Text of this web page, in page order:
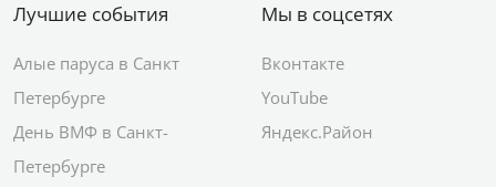
Лучшие события
Алые паруса в Санкт
Петербурге
День ВМФ в Санкт-
Петербурге
Мы в соцсетях
Вконтакте
YouTube
Яндекс.Район